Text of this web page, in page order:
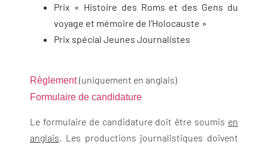
Prix « Histoire des Roms et des Gens du
voyage et mémoire de l’Holocauste »
Prix spécial Jeunes Journalistes
Règlement (uniquement en anglais)
Formulaire de candidature
Le formulaire de candidature doit être soumis en
anglais. Les productions journalistiques doivent